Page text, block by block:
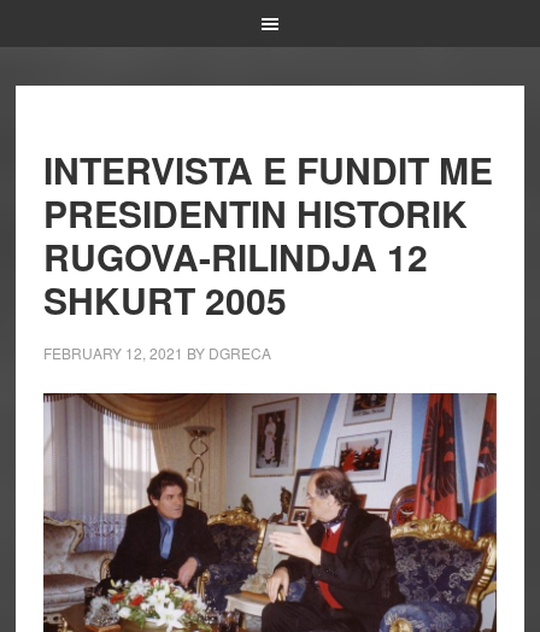
INTERVISTA E FUNDIT ME
PRESIDENTIN HISTORIK
RUGOVA-RILINDJA 12
SHKURT 2005
FEBRUARY 12, 2021 BY DGRECA